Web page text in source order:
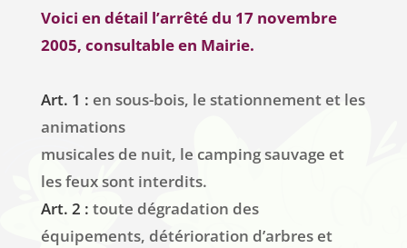
Voici en détail l’arrêté du 17 novembre
2005, consultable en Mairie.
Art. 1 : en sous-bois, le stationnement et les
animations
musicales de nuit, le camping sauvage et
les feux sont interdits.
Art. 2 : toute dégradation des
équipements, détérioration d’arbres et